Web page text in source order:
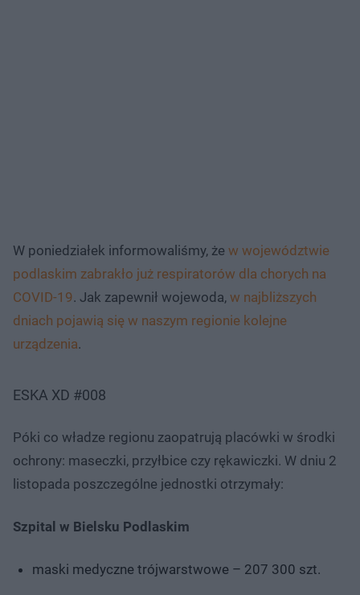
W poniedziałek informowaliśmy, że w województwie
podlaskim zabrakło już respiratorów dla chorych na
COVID-19. Jak zapewnił wojewoda, w najbliższych
dniach pojawią się w naszym regionie kolejne
urządzenia.
ESKA XD #008
Póki co władze regionu zaopatrują placówki w środki
ochrony: maseczki, przyłbice czy rękawiczki. W dniu 2
listopada poszczególne jednostki otrzymały:
Szpital w Bielsku Podlaskim
maski medyczne trójwarstwowe – 207 300 szt.